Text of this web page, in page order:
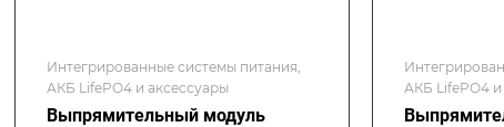
Интегрированные системы питания,
АКБ LifePO4 и аксессуары
Выпрямительный модуль
АКБ LifePO4 и